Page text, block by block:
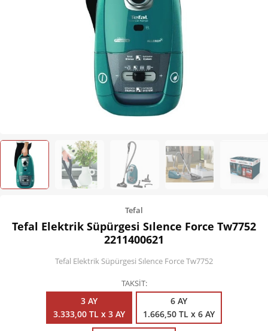
Kişisel Bakım
Züccaciye
Ev Tekstili
Çocuk Gereçleri
Motorsikletler
Isıtma ve Soğutma
Tefal
Tefal Elektrik Süpürgesi Sılence Force Tw7752
2211400621
Tefal Elektrik Süpürgesi Sılence Force Tw7752
TAKSİT
3 AY
3.333,00 TL x 3 AY
6 AY
1.666,50 TL x 6 AY